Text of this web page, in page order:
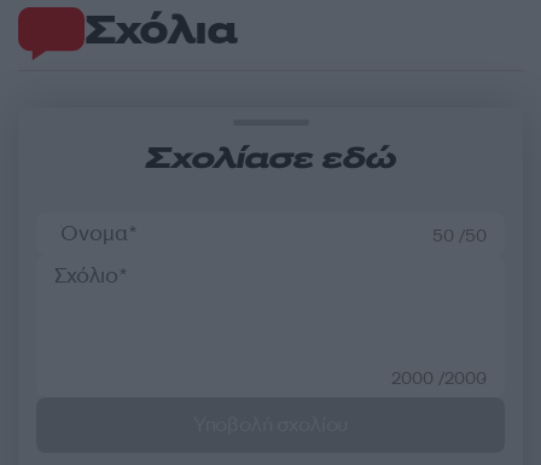
Σχόλια
Σχολίασε εδώ
50 /50
2000 /2000